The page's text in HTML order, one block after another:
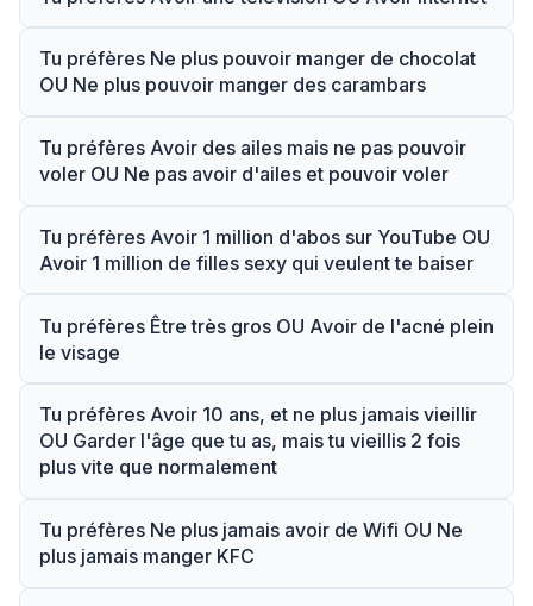
Tu préfères Ne plus pouvoir manger de chocolat
OU Ne plus pouvoir manger des carambars
Tu préfères Avoir des ailes mais ne pas pouvoir
voler OU Ne pas avoir d'ailes et pouvoir voler
Tu préfères Avoir 1 million d'abos sur YouTube OU
Avoir 1 million de filles sexy qui veulent te baiser
Tu préfères Être très gros OU Avoir de l'acné plein
le visage
Tu préfères Avoir 10 ans, et ne plus jamais vieillir
OU Garder l'âge que tu as, mais tu vieillis 2 fois
plus vite que normalement
Tu préfères Ne plus jamais avoir de Wifi OU Ne
plus jamais manger KFC